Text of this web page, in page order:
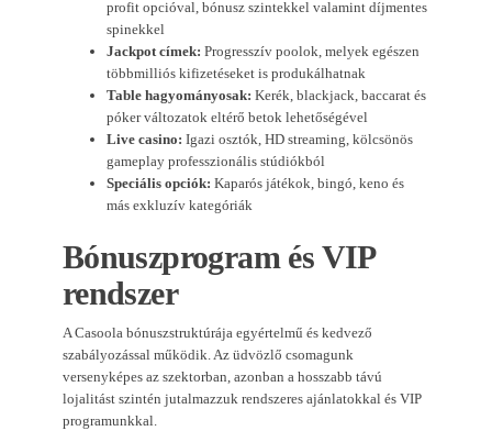
profit opcióval, bónusz szintekkel valamint díjmentes
spinekkel
Jackpot címek: Progresszív poolok, melyek egészen
többmilliós kifizetéseket is produkálhatnak
Table hagyományosak: Kerék, blackjack, baccarat és
póker változatok eltérő betok lehetőségével
Live casino: Igazi osztók, HD streaming, kölcsönös
gameplay professzionális stúdiókból
Speciális opciók: Kaparós játékok, bingó, keno és
más exkluzív kategóriák
Bónuszprogram és VIP
rendszer
A Casoola bónuszstruktúrája egyértelmű és kedvező
szabályozással működik. Az üdvözlő csomagunk
versenyképes az szektorban, azonban a hosszabb távú
lojalitást szintén jutalmazzuk rendszeres ajánlatokkal és VIP
programunkkal.